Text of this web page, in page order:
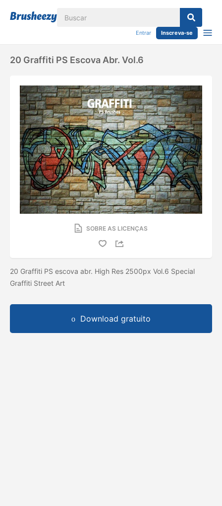
Entrar Inscreva-se
20 Graffiti PS Escova Abr. Vol.6
SOBRE AS LICENÇAS
20 Graffiti PS escova abr. High Res 2500px Vol.6 Special
Graffiti Street Art
Download gratuito